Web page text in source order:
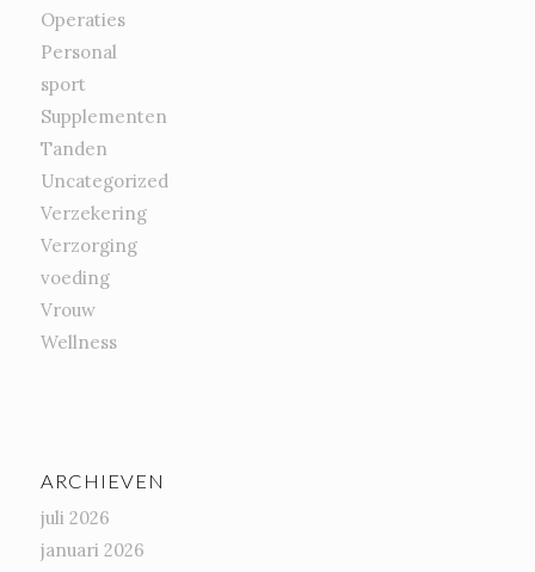
Operaties
Personal
sport
Supplementen
Tanden
Uncategorized
Verzekering
Verzorging
voeding
Vrouw
Wellness
ARCHIEVEN
juli 2026
januari 2026